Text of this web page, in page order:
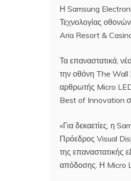
Η Samsung
Τεχνολογίας
Aria Resort &
Τα επαναστατικά,
την οθόνη The Wall
αρθρωτής Micro LED
Best of Innovation
«Για δεκαετίες, η
Πρόεδρος Visual
της επαναστατικής
απόδοσης. Η Micro